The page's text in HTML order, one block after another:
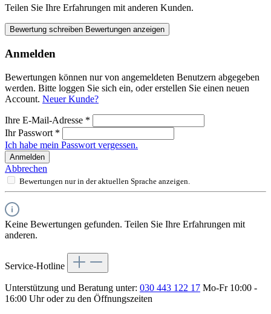
Teilen Sie Ihre Erfahrungen mit anderen Kunden.
Bewertung schreiben Bewertungen anzeigen
Anmelden
Bewertungen können nur von angemeldeten Benutzern abgegeben
werden. Bitte loggen Sie sich ein, oder erstellen Sie einen neuen
Account. Neuer Kunde?
Ihre E-Mail-Adresse *
Ihr Passwort *
Ich habe mein Passwort vergessen.
Anmelden
Abbrechen
Bewertungen nur in der aktuellen Sprache anzeigen.
Keine Bewertungen gefunden. Teilen Sie Ihre Erfahrungen mit
anderen.
Service-Hotline
Unterstützung und Beratung unter: 030 443 122 17 Mo-Fr 10:00 -
16:00 Uhr oder zu den Öffnungszeiten